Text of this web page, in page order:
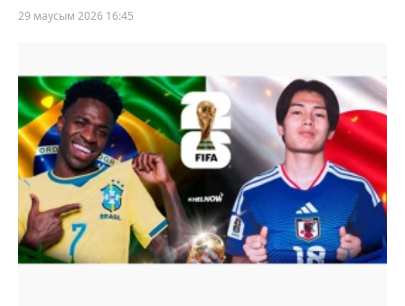
29 маусым 2026 16:45